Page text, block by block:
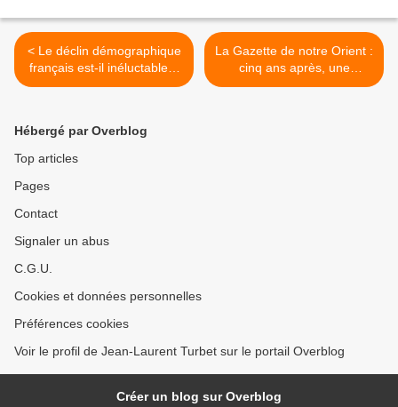
< Le déclin démographique
français est-il inéluctable ?
A partir de l'étude de
La Gazette de notre Orient :
cinq ans après, une
réussite exemplaire ! >
Hébergé par Overblog
Top articles
Pages
Contact
Signaler un abus
C.G.U.
Cookies et données personnelles
Préférences cookies
Voir le profil de Jean-Laurent Turbet sur le portail Overblog
Créer un blog sur Overblog